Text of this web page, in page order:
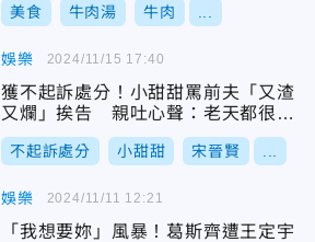
美食 牛肉湯 牛肉
娛樂
獲不起訴處分！小甜甜罵前夫「又渣
又爛」挨告 親吐心聲：老天都很公
平
不起訴處分 小甜甜 宋晉賢
2024/11/15 17:40
娛樂
「我想要妳」風暴！葛斯齊遭王定宇
2024/11/11 12:21